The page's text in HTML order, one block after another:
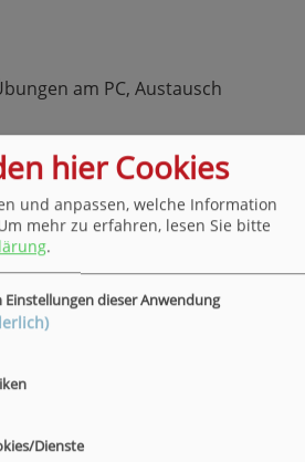
am PC, Austausch
hier Cookies
und anpassen, welche Information
mehr zu erfahren, lesen Sie bitte
.
Einstellungen dieser Anwendung
Dienste